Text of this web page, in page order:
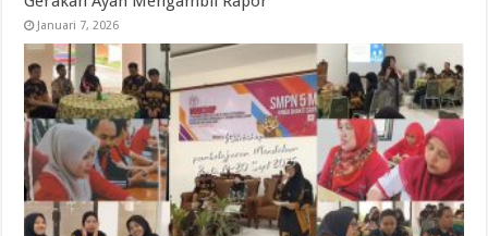
Januari 7, 2026